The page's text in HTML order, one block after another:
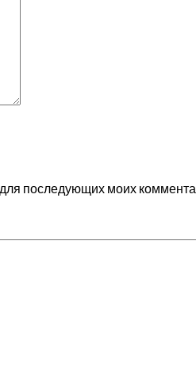
последующих моих